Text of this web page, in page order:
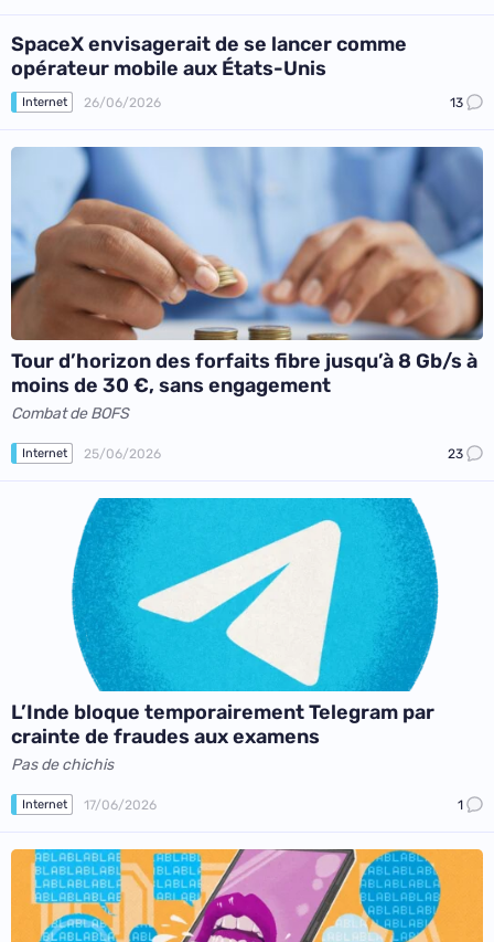
SpaceX envisagerait de se lancer comme
opérateur mobile aux États-Unis
Internet 26/06/2026 13
Tour d’horizon des forfaits fibre jusqu’à 8 Gb/s à
moins de 30 €, sans engagement
Combat de BOFS
Internet 25/06/2026 23
L’Inde bloque temporairement Telegram par
crainte de fraudes aux examens
Pas de chichis
Internet 17/06/2026 1